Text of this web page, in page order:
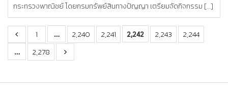
กระทรวงพาณิชย์ โดยกรมทรัพย์สินทางปัญญา เตรียมจัดกิจกรรม […]
1 … 2,240 2,241 2,242 2,243 2,244
… 2,278